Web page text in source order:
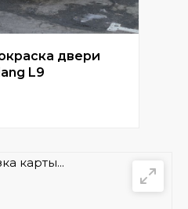
двери
L9
карты...